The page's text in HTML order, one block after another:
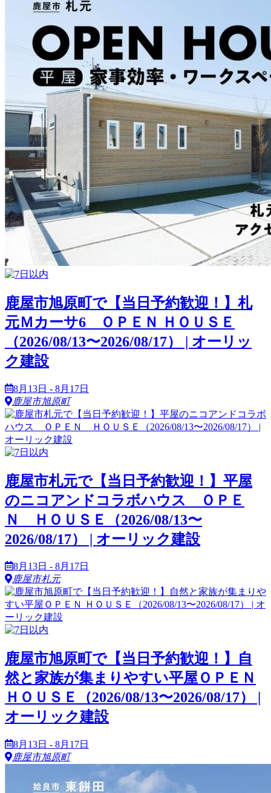
鹿屋市旭原町で【当日予約歓迎！】札
元Ｍカーサ6 ＯＰＥＮ ＨＯＵＳＥ
（2026/08/13〜2026/08/17） | オーリッ
ク建設
8月13日 - 8月17日
鹿屋市旭原町
鹿屋市札元で【当日予約歓迎！】平屋
のニコアンドコラボハウス ＯＰＥ
Ｎ ＨＯＵＳＥ（2026/08/13〜
2026/08/17） | オーリック建設
8月13日 - 8月17日
鹿屋市札元
鹿屋市旭原町で【当日予約歓迎！】自
然と家族が集まりやすい平屋ＯＰＥＮ
ＨＯＵＳＥ（2026/08/13〜2026/08/17） |
オーリック建設
8月13日 - 8月17日
鹿屋市旭原町